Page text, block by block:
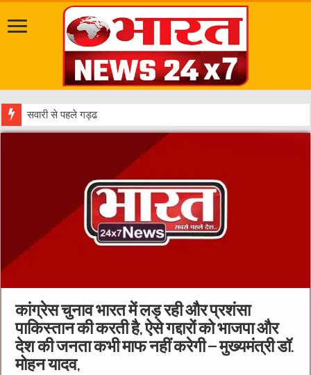
सवारी से पहले गड्ढे भरें, नालियाँ ढँकें और फि
कांग्रेस चुनाव भारत में लड़ रही और प्रशंसा
पाकिस्तान की करती है, ऐसे गद्दारों को भाजपा और
देश की जनता कभी माफ नहीं करेगी – मुख्यमंत्री डॉ.
मोहन यादव,